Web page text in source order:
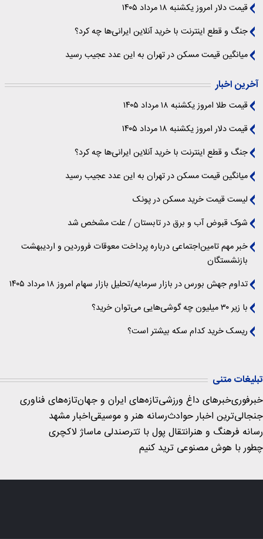
قیمت دلار امروز یکشنبه ۱۸ مرداد ۱۴۰۵
جنگ و قطع اینترنت با خرید آنلاین ایرانی‌ها چه کرد؟
میانگین قیمت مسکن در تهران به این عدد عجیب رسید
آخرین اخبار
قیمت طلا امروز یکشنبه ۱۸ مرداد ۱۴۰۵
قیمت دلار امروز یکشنبه ۱۸ مرداد ۱۴۰۵
جنگ و قطع اینترنت با خرید آنلاین ایرانی‌ها چه کرد؟
میانگین قیمت مسکن در تهران به این عدد عجیب رسید
لیست قیمت خرید مسکن در پونک
شوک قبوض آب و برق در تابستان / علت مشخص شد
خبر مهم تامین‌اجتماعی درباره پرداخت معوقات فروردین و اردیبهشت
بازنشستگان
تداوم جهش بورس در بازار سرمایه/تحلیل بازار سهام امروز ۱۸ مرداد ۱۴۰۵
با زیر ۳۰ میلیون چه گوشی‌هایی می‌توان خرید؟
ریسک خرید کدام سکه بیشتر است؟
تبلیغات متنی
خبرفوریخبرهای داغ ورزشیتازه‌های ایران و جهانتازه‌های فناوری
جنجالی‌ترین اخبار حوادثرسانه هنر و موسیقیاخبار مشهد
رسانه فرهنگ و هنرانتقال پول با تترصندلی ماساژ لاکچری
چطور با هوش مصنوعی ترید کنیم